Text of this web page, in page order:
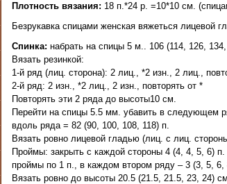
Плотность вязания: 18 п.*24 р. =10*10 см.
Безрукавка спицами женская вяжеться лицевой
Спинка: набрать на спицы 5 м.. 106 (114, 126,
Вязать резинкой:
1-й ряд (лиц. сторона): 2 лиц., *2 изн., 2 лиц.,
2-й ряд: 2 изн., *2 лиц., 2 изн., повторять от *
Повторять эти 2 ряда до высоты10 см.
Перейти на спицы 5.5 мм. убавить в следующем
вдоль ряда = 82 (90, 100, 108, 118) п.
Вязать ровно лицевой гладью (лиц. с лиц.
Проймы: закрыть с каждой стороны 4 (4, 4, 5, 6)
проймы по 1 п., в каждом втором ряду – 3 (3, 5, 6,
Вязать ровно до высоты 20.5 (21.5, 21.5, 23, 24)